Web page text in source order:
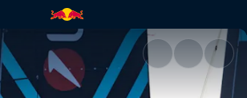
van de toekomst